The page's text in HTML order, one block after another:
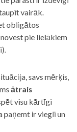
vairāk.
obligātos
pie lielākiem
savs mērķis,
ātrais
visu kārtīgi
paņemt ir viegli un